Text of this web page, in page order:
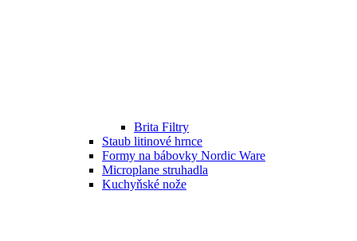
Brita Filtry
Staub litinové hrnce
Formy na bábovky Nordic Ware
Microplane struhadla
Kuchyňské nože